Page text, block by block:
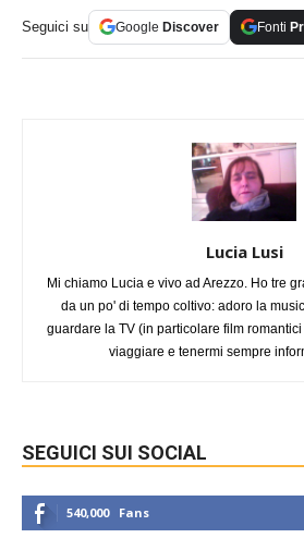
Seguici su Google Discover Fonti
Lucia Lusi
Mi chiamo Lucia e vivo ad Arezzo. Ho tre
da un po' di tempo coltivo: adoro la
guardare la TV (in particolare film
viaggiare e tenermi sempre
SEGUICI SUI SOCIAL
540,000 Fans